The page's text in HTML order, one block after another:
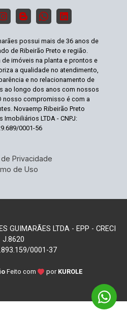
possui mais de 36 anos de
de Ribeirão Preto e região.
imóveis na planta e prontos e
a qualidade no atendimento,
e no relacionamento de
ao longo dos anos com nossos
nosso compromisso é com a
Novaemp Ribeirão Preto
Imobiliários LTDA - CNPJ:
0001-56
Privacidade
de Uso
GUIMARÃES LTDA - EPP - CRECI
J.8620
0001-37
Feito com por KUROLE